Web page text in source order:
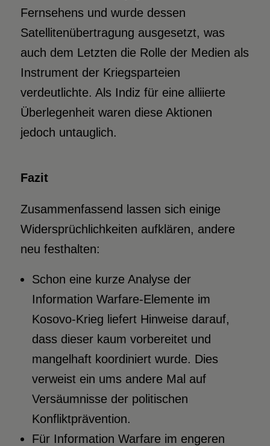
Fernsehens und wurde dessen
Satellitenübertragung ausgesetzt, was
auch dem Letzten die Rolle der Medien als
Instrument der Kriegsparteien
verdeutlichte. Als Indiz für eine alliierte
Überlegenheit waren diese Aktionen
jedoch untauglich.
Fazit
Zusammenfassend lassen sich einige
Widersprüchlichkeiten aufklären, andere
neu festhalten:
Schon eine kurze Analyse der
Information Warfare-Elemente im
Kosovo-Krieg liefert Hinweise darauf,
dass dieser kaum vorbereitet und
mangelhaft koordiniert wurde. Dies
verweist ein ums andere Mal auf
Versäumnisse der politischen
Konfliktprävention.
Für Information Warfare im engeren